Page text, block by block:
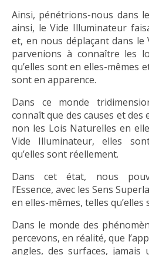
Ainsi, pénétrions-nous dans
ainsi, le Vide Illuminateur
et, en nous déplaçant dans
parvenions à connaître les
qu’elles sont en elles-mêmes
sont en apparence.
Dans ce monde
connaît que des causes et des
non les Lois Naturelles en
Vide Illuminateur, elles
qu’elles sont réellement.
Dans cet état, nous
l’Essence, avec les Sens
en elles-mêmes, telles qu’elles
Dans le monde des
percevons, en réalité, que
angles, des surfaces,